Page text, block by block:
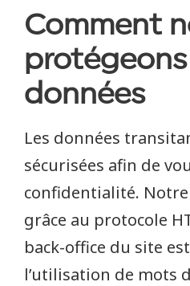
Comment
données
Les données
sécurisées afin de
confidentialité.
grâce au protocole
back-office du site
l’utilisation de mots